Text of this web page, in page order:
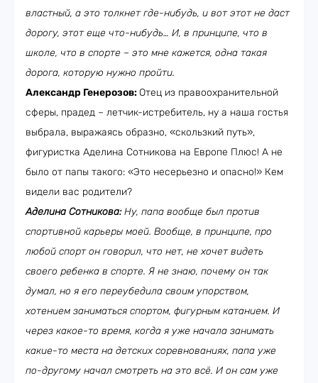
властный, а это толкнет где-нибудь, и вот этот не даст
дорогу, этот еще что-нибудь… И, в принципе, что в
школе, что в спорте – это мне кажется, одна такая
дорога, которую нужно пройти.
Александр Генерозов: Отец из правоохранительной
сферы, прадед – летчик-истребитель, ну а наша гостья
выбрала, выражаясь образно, «скользкий путь»,
фигуристка Аделина Сотникова на Европе Плюс! А не
было от папы такого: «Это несерьезно и опасно!» Кем
видели вас родители?
Аделина Сотникова:Ну, папа вообще был против
спортивной карьеры моей. Вообще, в принципе, про
любой спорт он говорил, что нет, не хочет видеть
своего ребенка в спорте. Я не знаю, почему он так
думал, но я его переубедила своим упорством,
хотением заниматься спортом, фигурным катанием. И
через какое-то время, когда я уже начала занимать
какие-то места на детских соревнованиях, папа уже
по-другому начал смотреть на это всё. И он сам уже